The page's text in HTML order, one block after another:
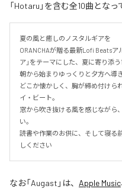
「Hotaru」を含む全10曲となっ
夏の風と癒しのノスタルギアを
ORANCHAが贈る最新Lofi Beatsア
ア」をテーマにした、夏に寄り添う
朝から始まりゆっくりと夕方へ導
どこか懐かしく、胸が締め付けら
イ・ビート。
窓から吹き抜ける風を感じながら
い。
読書や作業のお供に、そして寝る
しください
なお「Augast 」は、 Apple Music